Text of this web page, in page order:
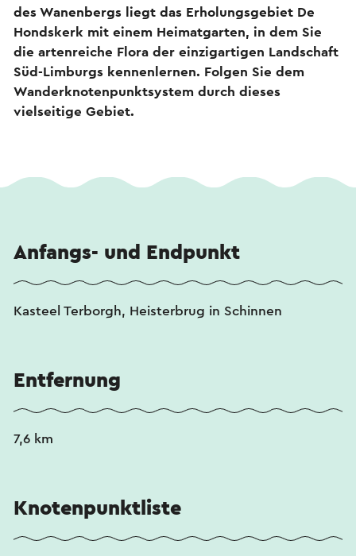
des Wanenbergs liegt das Erholungsgebiet De
Hondskerk mit einem Heimatgarten, in dem Sie
die artenreiche Flora der einzigartigen Landschaft
Süd-Limburgs kennenlernen. Folgen Sie dem
Wanderknotenpunktsystem durch dieses
vielseitige Gebiet.
Anfangs- und Endpunkt
Kasteel Terborgh, Heisterbrug in Schinnen
Entfernung
7,6 km
Knotenpunktliste